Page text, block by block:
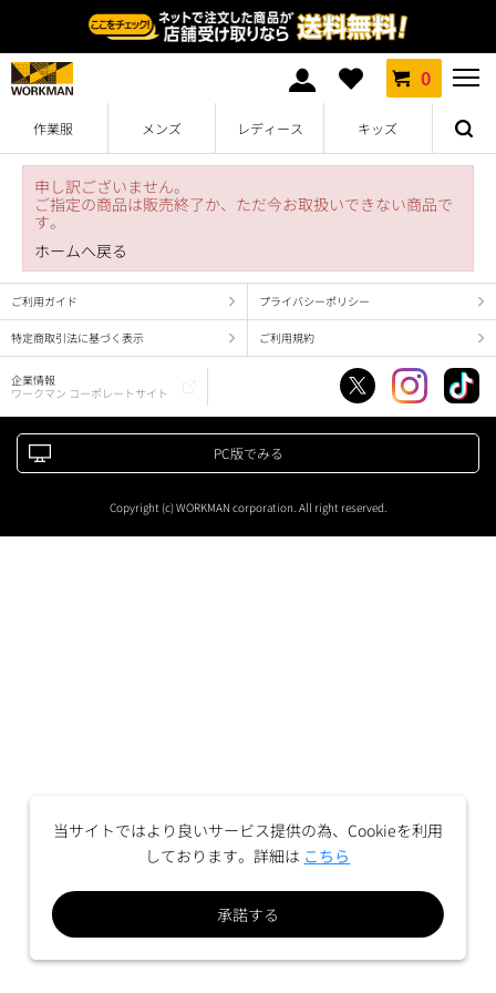
0
作業服 メンズ レディース キッズ
申し訳ございません。
ご指定の商品は販売終了か、ただ今お取扱いできない商品で
す。
ホームへ戻る
ご利用ガイド プライバシーポリシー
特定商取引法に基づく表示 ご利用規約
企業情報
ワークマン コーポレートサイト
PC版でみる
Copyright (c) WORKMAN corporation. All right reserved.
当サイトではより良いサービス提供の為、Cookieを利用
しております。詳細は こちら
承諾する